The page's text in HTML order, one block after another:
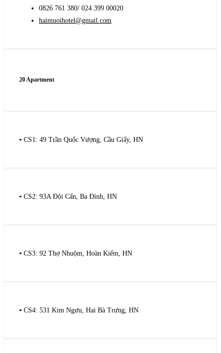
0826 761 380/ 024 399 00020
haimuoihotel@gmail.com
20 Apartment
▪️ CS1: 49 Trần Quốc Vượng, Cầu Giấy, HN
▪️ CS2: 93A Đội Cấn, Ba Đình, HN
▪️ CS3: 92 Thợ Nhuộm, Hoàn Kiếm, HN
▪️ CS4: 531 Kim Ngưu, Hai Bà Trưng, HN